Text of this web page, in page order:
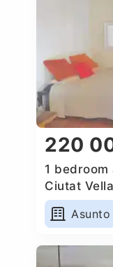
220
1
Ciutat
Asunto